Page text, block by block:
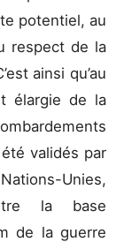
potentiel, au
respect de la
ainsi qu’au
élargie de la
validés par
Unies,
la base
de la guerre